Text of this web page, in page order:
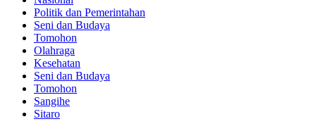
Politik dan Pemerintahan
Seni dan Budaya
Tomohon
Olahraga
Kesehatan
Seni dan Budaya
Tomohon
Sangihe
Sitaro